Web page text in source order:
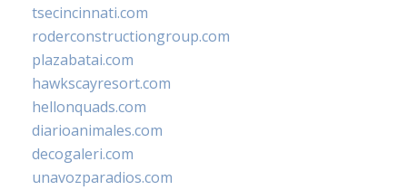
tsecincinnati.com
roderconstructiongroup.com
plazabatai.com
hawkscayresort.com
hellonquads.com
diarioanimales.com
decogaleri.com
unavozparadios.com